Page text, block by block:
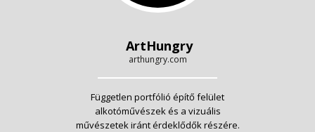
ArtHungry
arthungry.com
Független portfólió építő felület
alkotóművészek és a vizuális
művészetek iránt érdeklődők részére.